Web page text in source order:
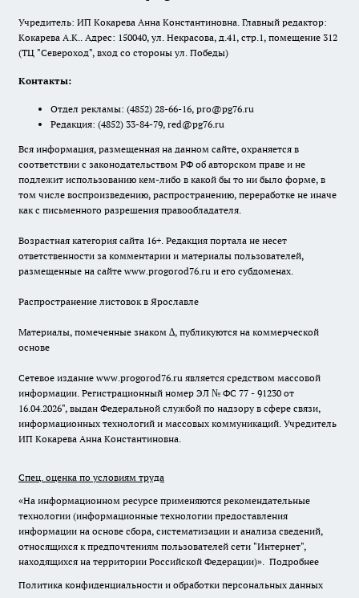
Учредитель: ИП Кокарева Анна Константиновна. Главный редактор:
Кокарева А.К.. Адрес: 150040, ул. Некрасова, д.41, стр.1, помещение 312
(ТЦ "Североход", вход со стороны ул. Победы)
Контакты:
Отдел рекламы: (4852) 28-66-16, pro@pg76.ru
Редакция: (4852) 33-84-79, red@pg76.ru
Вся информация, размещенная на данном сайте, охраняется в
соответствии с законодательством РФ об авторском праве и не
подлежит использованию кем-либо в какой бы то ни было форме, в
том числе воспроизведению, распространению, переработке не иначе
как с письменного разрешения правообладателя.
Возрастная категория сайта 16+. Редакция портала не несет
ответственности за комментарии и материалы пользователей,
размещенные на сайте www.progorod76.ru и его субдоменах.
Распространение листовок в Ярославле
Материалы, помеченные знаком ∆, публикуются на коммерческой
основе
Сетевое издание www.progorod76.ru является средством массовой
информации. Регистрационный номер ЭЛ № ФС 77 - 91230 от
16.04.2026", выдан Федеральной службой по надзору в сфере связи,
информационных технологий и массовых коммуникаций. Учредитель
ИП Кокарева Анна Константиновна.
Спец. оценка по условиям труда
«На информационном ресурсе применяются рекомендательные
технологии (информационные технологии предоставления
информации на основе сбора, систематизации и анализа сведений,
относящихся к предпочтениям пользователей сети "Интернет",
находящихся на территории Российской Федерации)». Подробнее
Политика конфиденциальности и обработки персональных данных